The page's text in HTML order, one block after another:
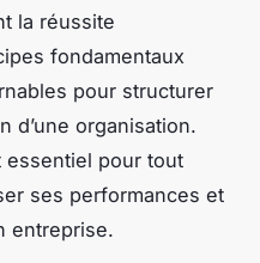
la réussite
fondamentaux
pour structurer
d’une organisation.
essentiel pour tout
ses performances et
entreprise.